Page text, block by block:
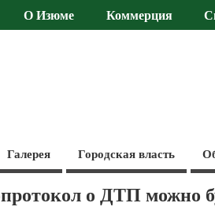
О Изюме Коммерция
Галерея Городская власть
о ДТП можно